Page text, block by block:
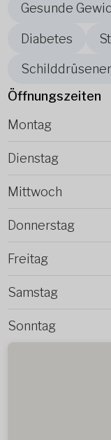
Gesunde
Diabetes
Öffnungszeiten
Montag
Dienstag
Mittwoch
Donnerstag
Freitag
Samstag
Sonntag